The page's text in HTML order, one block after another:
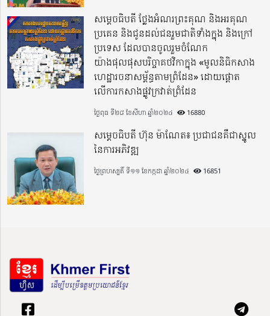
សម្តេចធិបតី ថ្លែងអំណរព្រះគុណ និងអរគុណ
ប្រគេន និងជូនដល់ជនរួមជាតិទាំងក្នុង​ និងក្រៅ
ប្រទេស​ ដែលបានចូលរួមចំណែក
យ៉ាងផុលផុសបរិច្ចាគថវិកាក្នុង «មូលនិធិកសាង
ហេដ្ឋារចនាសម្ព័ន្ធតាមព្រំដែន» ដោយផ្ដោត
លើការកសាងផ្លូវក្រវាត់ព្រំដែន
ថ្ងៃពុធ ទី២៨ ខែសីហា ឆ្នាំ២០២៤ 16880
សម្តេចធិបតី ហ៊ុន ម៉ាណែត៖ ប្រជាជនគឺជាស្នូល
នៃការអភិវឌ្ឍ
ថ្ងៃព្រហស្បតិ៍ ទី១១ ខែកក្កដា ឆ្នាំ២០២៤ 16851